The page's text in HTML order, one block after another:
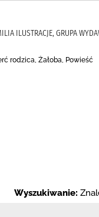
ILUSTRACJE, GRUPA
rodzica, Żałoba, Powieść
Wyszukiwanie: